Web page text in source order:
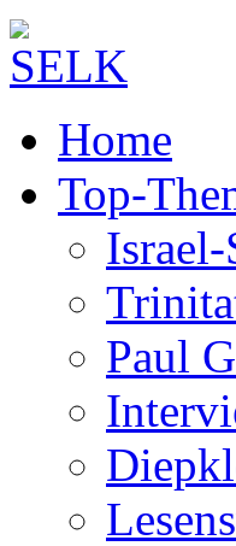
Home
Top-
Israel-
Paul